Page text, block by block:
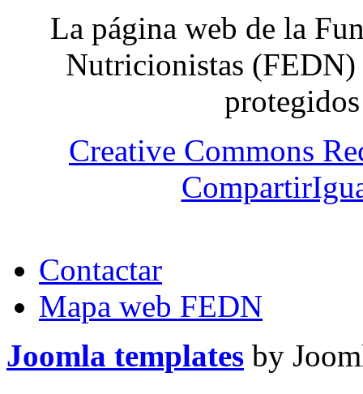
La página web de la
Nutricionistas (FEDN)
Creative Commons
Contactar
Mapa web FEDN
Joomla templates by